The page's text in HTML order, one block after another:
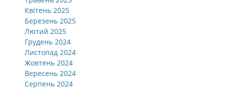
Квітень 2025
Березень 2025
Лютий 2025
Грудень 2024
Листопад 2024
Жовтень 2024
Вересень 2024
Серпень 2024